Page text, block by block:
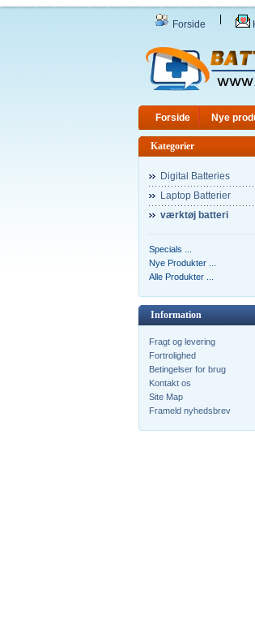
Forside
Forside Nye
Kategorier
Digital Batteries
Laptop Batterier
værktøj batteri
Specials ...
Nye Produkter ...
Alle Produkter ...
Information
Fragt og levering
Fortrolighed
Betingelser for brug
Kontakt os
Site Map
Frameld nyhedsbrev